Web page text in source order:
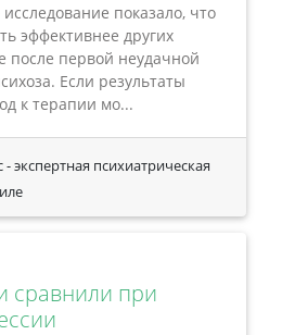
показало, что
эффективнее других
после первой неудачной
Если результаты
к терапии мо...
- экспертная психиатрическая
сравнили при